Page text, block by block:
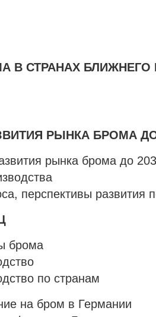
В СТРАНАХ БЛИЖНЕГО
РЫНКА БРОМА ДО
рынка брома до
перспективы развития
брома
по странам
на бром в Германии